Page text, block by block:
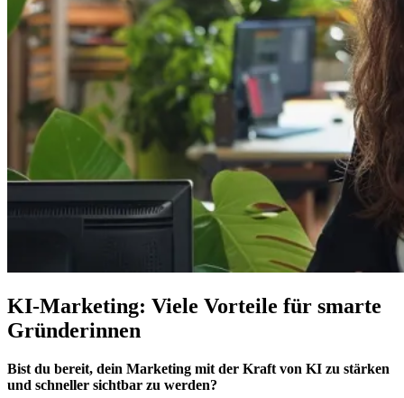
KI-Marketing: Viele Vorteile für smarte
Gründerinnen
Bist du bereit, dein Marketing mit der Kraft von KI zu stärken
und schneller sichtbar zu werden?